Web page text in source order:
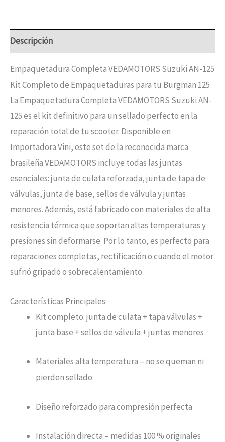
Descripción
Empaquetadura Completa VEDAMOTORS Suzuki AN-125
Kit Completo de Empaquetaduras para tu Burgman 125
La Empaquetadura Completa VEDAMOTORS Suzuki AN-
125 es el kit definitivo para un sellado perfecto en la
reparación total de tu scooter. Disponible en
Importadora Vini, este set de la reconocida marca
brasileña VEDAMOTORS incluye todas las juntas
esenciales: junta de culata reforzada, junta de tapa de
válvulas, junta de base, sellos de válvula y juntas
menores. Además, está fabricado con materiales de alta
resistencia térmica que soportan altas temperaturas y
presiones sin deformarse. Por lo tanto, es perfecto para
reparaciones completas, rectificación o cuando el motor
sufrió gripado o sobrecalentamiento.
Características Principales
Kit completo: junta de culata + tapa válvulas +
junta base + sellos de válvula + juntas menores
Materiales alta temperatura – no se queman ni
pierden sellado
Diseño reforzado para compresión perfecta
Instalación directa – medidas 100 % originales